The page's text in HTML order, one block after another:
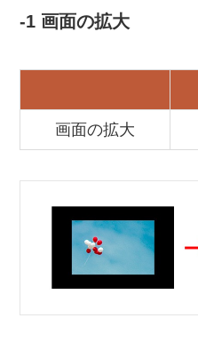
-1 画面の拡大
画面の拡大